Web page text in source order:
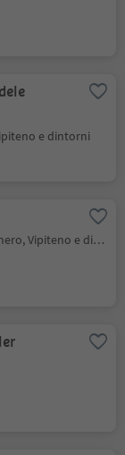
e dintorni
Colle Isarco, Brennero, Vipiteno e dintorni